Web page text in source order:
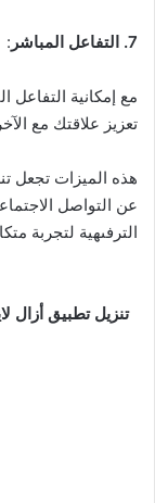
7. التفاعل المباشر :
مع إمكانية التفاعل
تعزيز علاقتك مع
هذه الميزات تجعل
عن التواصل
الترفىهية لتجربة
تنزيل تطبيق أزال